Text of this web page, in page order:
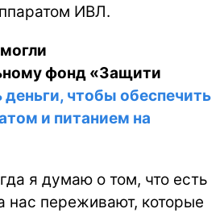
ИВЛ.
фонд «Защити
деньги, чтобы обеспечить
и питанием на
я думаю о том, что есть
нас переживают, которые